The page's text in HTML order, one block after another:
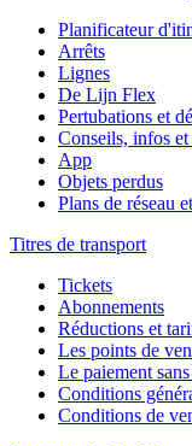
Planificateur
Arrêts
Lignes
De Lijn Flex
Pertubations et
Conseils, infos et
App
Objets perdus
Plans de réseau
Titres de transport
Tickets
Abonnements
Réductions et
Les points de
Le paiement
Conditions
Conditions de